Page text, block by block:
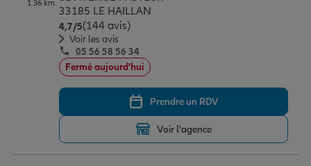
Assurance emprunteur
Prévoyance et dépendance
Assurance animal de compagnie
Protection de la famille
Protection juridique
Épargne & retraite
Plan épargne retraite
Assurance vie
Placements financiers
Vos projets
Partir en vacances
Déménager
Conseil assurance
Outre-mer
1.36 km
33185 LE HAILLAN
4,7/5Note de 4.7 sur 5
(144 avis)
Voir les avis
05 56 58 56 34
Fermé aujourd'hui
Prendre un RDV
Voir l'agence